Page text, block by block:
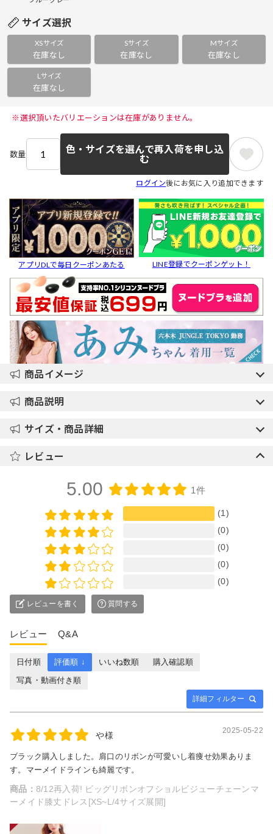
サイズ選択
XSサイズ
在庫なし
Sサイズ
在庫なし
Mサイズ
在庫なし
Lサイズ
在庫なし
※選択頂いたバリエーションは在庫がありません。
数量
色・サイズを選んで再入荷を申し込
む
ログイン後にお気に入り追加できます
アプリDLで毎日クーポンあたる LINE登録でクーポンゲット！
商品イメージ
商品説明
サイズ・商品詳細
レビュー
5.00 1件
(1)
(0)
(0)
(0)
(0)
レビューを書く 質問する
レビュー Q&A
詳細フィルター
日付順 評価順 ↓ いいね数順
購入確認順
写真・動画付き順
や様 2025-05-22
ブラック購入しました。肩口のリボンが可愛いし着痩せ効果ありま
す。マーメイドラインも綺麗です。
商品： 8/12再入荷! ビッグリボンオフショルビジューチェーンマ
ーメイド膝丈ドレス[XS~L/4サイズ展開]